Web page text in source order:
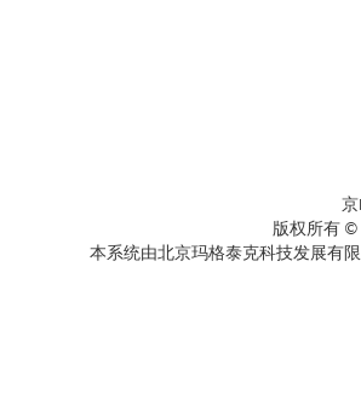
京
版权所有 ©
本系统由北京玛格泰克科技发展有